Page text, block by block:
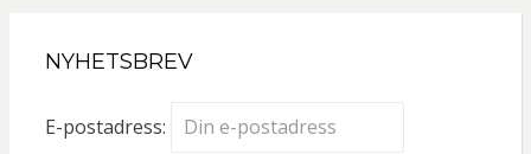
NYHETSBREV
E-postadress: